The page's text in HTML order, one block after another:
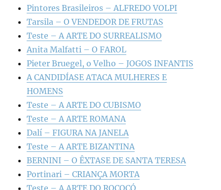
Pintores Brasileiros – ALFREDO VOLPI
Tarsila – O VENDEDOR DE FRUTAS
Teste – A ARTE DO SURREALISMO
Anita Malfatti – O FAROL
Pieter Bruegel, o Velho – JOGOS INFANTIS
A CANDIDÍASE ATACA MULHERES E
HOMENS
Teste – A ARTE DO CUBISMO
Teste – A ARTE ROMANA
Dalí – FIGURA NA JANELA
Teste – A ARTE BIZANTINA
BERNINI – O ÊXTASE DE SANTA TERESA
Portinari – CRIANÇA MORTA